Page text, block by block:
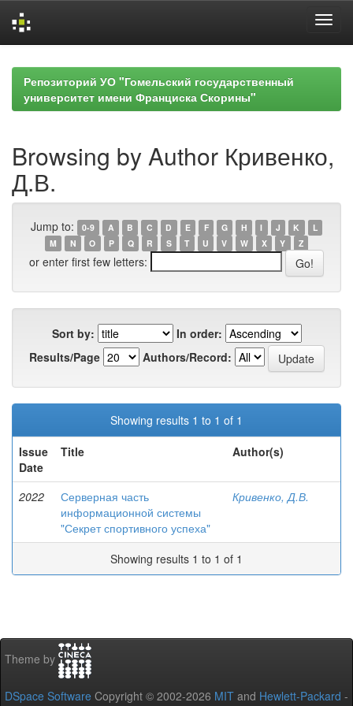
navigationРепозиторий УО "Гомельский государственный
университет имени Франциска Скорины"
Browsing by Author Кривенко,
Д.В.
Jump to: 0-9 A B C D E F G H I J K
L
M
N O P Q R S T U V W X Y Z
or enter first few letters:
Sort by:
In order:
Results/Page
Authors/Record:
Showing results 1 to 1 of 1
Issue
Date
Title Author(s)
2022
Серверная часть
информационной системы
"Секрет спортивного успеха"
Кривенко, Д.В.
Showing results 1 to 1 of 1
Theme by
DSpace Software Copyright © 2002-2026 MIT and Hewlett-Packard -